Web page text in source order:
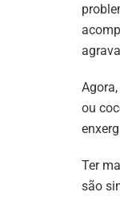
ou
Ter
são